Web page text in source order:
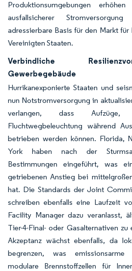
Produktionsumgebungen
ausfallsicherer
adressierbare Basis für den Markt
Vereinigten Staaten.
Verbindliche
Gewerbegebäude
Hurrikanexponierte Staaten und
nun Notstromversorgung in
verlangen, dass Aufzüge,
Fluchtwegbeleuchtung während
betrieben werden können. Florida,
York haben nach der
Bestimmungen eingeführt, was
getriebenen Anstieg bei
hat. Die Standards der Joint
schreiben ebenfalls eine Laufzeit
Facility Manager dazu veranlasst,
Tier-4-Final- oder Gasalternativen
Akzeptanz wächst ebenfalls, da
begrenzen, was emissionsarme
modulare Brennstoffzellen für